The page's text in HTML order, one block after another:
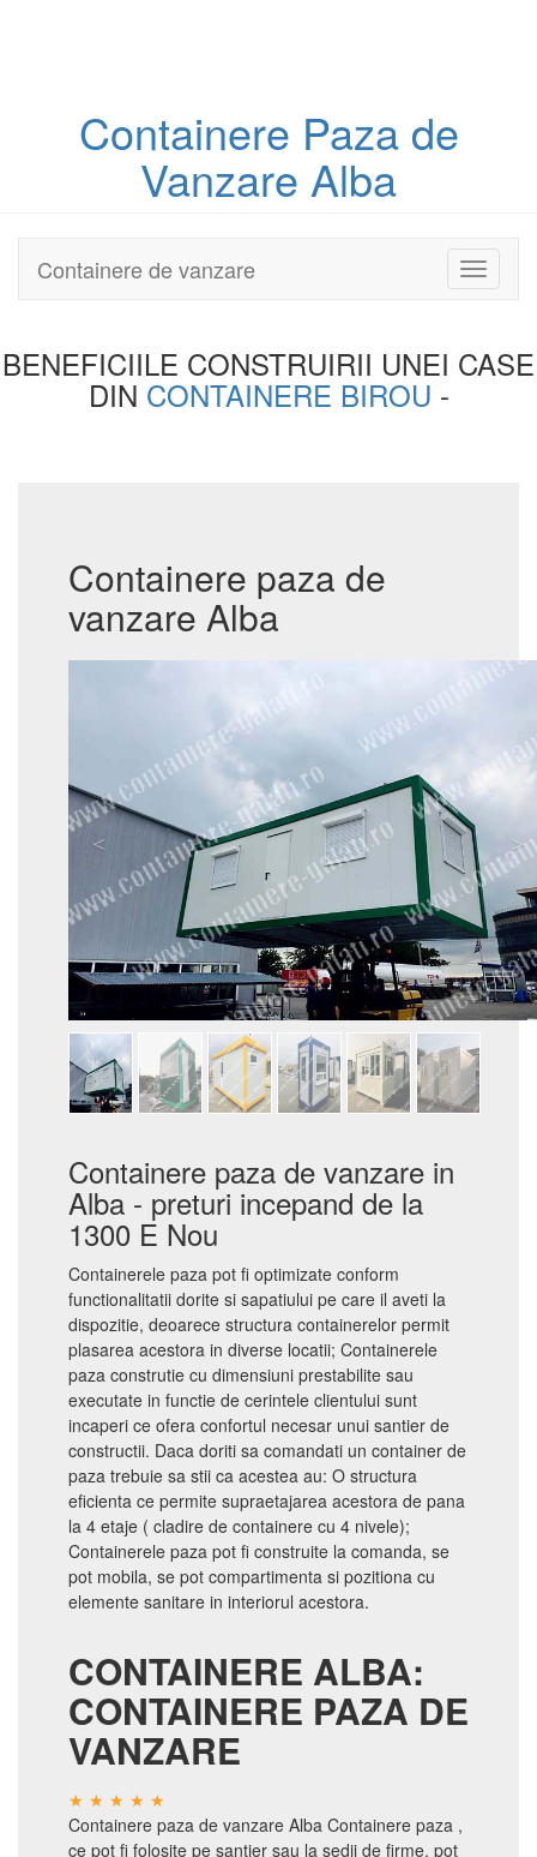
Containere Paza de
Vanzare Alba
Toggle
Containere de vanzare
BENEFICIILE CONSTRUIRII UNEI CASE
DIN CONTAINERE BIROU -
Containere paza de
vanzare Alba
Containere paza de vanzare in
Alba - preturi incepand de la
1300 E Nou
Containerele paza pot fi optimizate conform
functionalitatii dorite si sapatiului pe care il aveti la
dispozitie, deoarece structura containerelor permit
plasarea acestora in diverse locatii; Containerele
paza construtie cu dimensiuni prestabilite sau
executate in functie de cerintele clientului sunt
incaperi ce ofera confortul necesar unui santier de
constructii. Daca doriti sa comandati un container de
paza trebuie sa stii ca acestea au: O structura
eficienta ce permite supraetajarea acestora de pana
la 4 etaje ( cladire de containere cu 4 nivele);
Containerele paza pot fi construite la comanda, se
pot mobila, se pot compartimenta si pozitiona cu
elemente sanitare in interiorul acestora.
CONTAINERE ALBA:
CONTAINERE PAZA DE
VANZARE
Containere paza de vanzare Alba Containere paza ,
ce pot fi folosite pe santier sau la sedii de firme, pot